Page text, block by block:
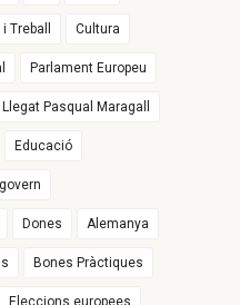
Treball Cultura
Parlament Europeu
Pasqual Maragall
Educació
Dones Alemanya
Bones Pràctiques
Eleccions europees